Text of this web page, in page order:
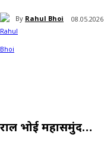
By Rahul Bhoi 08.05.2026
राहुल भोई महासमुंद…